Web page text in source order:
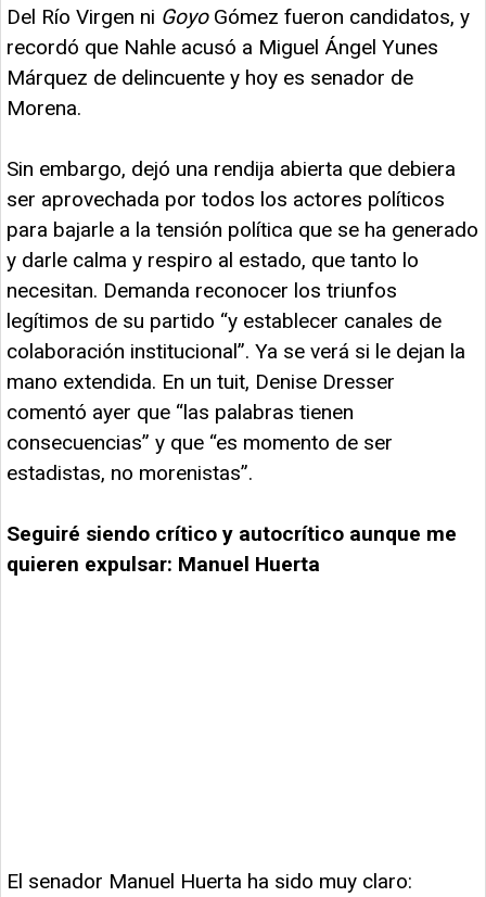
Del Río Virgen ni Goyo Gómez fueron candidatos, y
recordó que Nahle acusó a Miguel Ángel Yunes
Márquez de delincuente y hoy es senador de
Morena.
Sin embargo, dejó una rendija abierta que debiera
ser aprovechada por todos los actores políticos
para bajarle a la tensión política que se ha generado
y darle calma y respiro al estado, que tanto lo
necesitan. Demanda reconocer los triunfos
legítimos de su partido “y establecer canales de
colaboración institucional”. Ya se verá si le dejan la
mano extendida. En un tuit, Denise Dresser
comentó ayer que “las palabras tienen
consecuencias” y que “es momento de ser
estadistas, no morenistas”.
Seguiré siendo crítico y autocrítico aunque me
quieren expulsar: Manuel Huerta
El senador Manuel Huerta ha sido muy claro: